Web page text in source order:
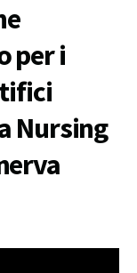
per i
Nursing